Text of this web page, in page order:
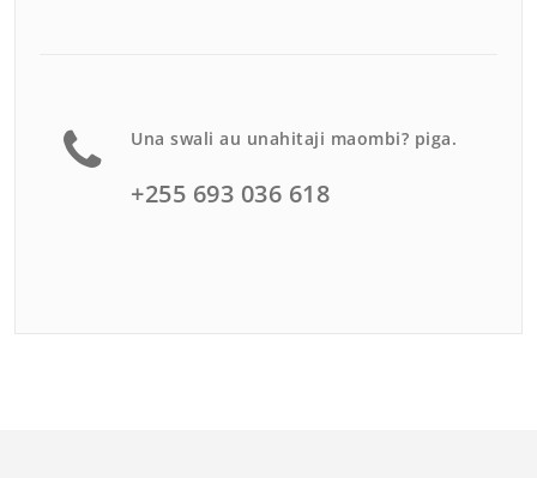
Una swali au unahitaji maombi? piga.
+255 693 036 618